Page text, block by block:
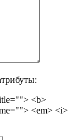
<b>
<em> <i>